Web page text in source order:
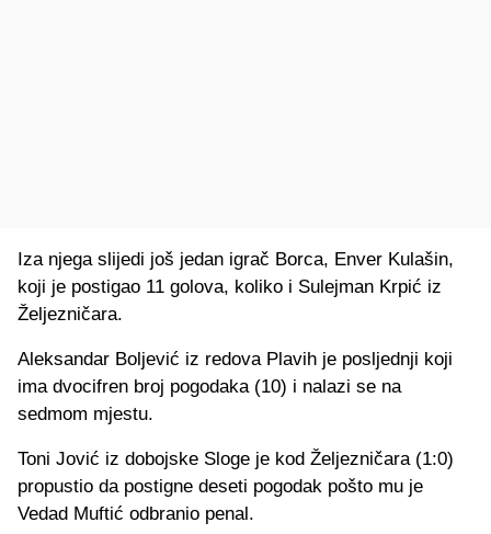
Iza njega slijedi još jedan igrač Borca, Enver Kulašin,
koji je postigao 11 golova, koliko i Sulejman Krpić iz
Željezničara.
Aleksandar Boljević iz redova Plavih je posljednji koji
ima dvocifren broj pogodaka (10) i nalazi se na
sedmom mjestu.
Toni Jović iz dobojske Sloge je kod Željezničara (1:0)
propustio da postigne deseti pogodak pošto mu je
Vedad Muftić odbranio penal.